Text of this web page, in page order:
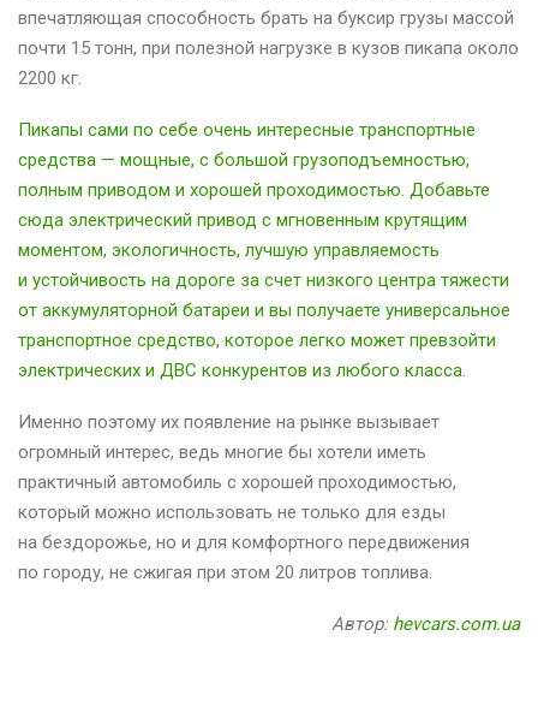
впечатляющая способность брать на буксир грузы массой
почти 15 тонн, при полезной нагрузке в кузов пикапа около
2200 кг.
Пикапы сами по себе очень интересные транспортные
средства — мощные, с большой грузоподъемностью,
полным приводом и хорошей проходимостью. Добавьте
сюда электрический привод с мгновенным крутящим
моментом, экологичность, лучшую управляемость
и устойчивость на дороге за счет низкого центра тяжести
от аккумуляторной батареи и вы получаете универсальное
транспортное средство, которое легко может превзойти
электрических и ДВС конкурентов из любого класса.
Именно поэтому их появление на рынке вызывает
огромный интерес, ведь многие бы хотели иметь
практичный автомобиль с хорошей проходимостью,
который можно использовать не только для езды
на бездорожье, но и для комфортного передвижения
по городу, не сжигая при этом 20 литров топлива.
Автор: hevcars.com.ua